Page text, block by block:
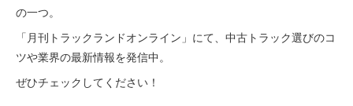
の一つ。
「月刊トラックランドオンライン」にて、中古トラック選びのコ
ツや業界の最新情報を発信中。
ぜひチェックしてください！